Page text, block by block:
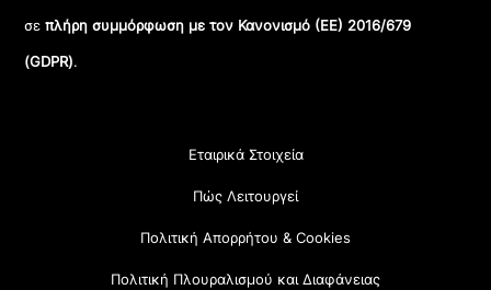
σεπλήρη συμμόρφωση με τον Κανονισμό (ΕΕ) 2016/679
(GDPR).
Εταιρικά Στοιχεία
Πώς Λειτουργεί
Πολιτική Απορρήτου & Cookies
Πολιτική Πλουραλισμού και Διαφάνειας